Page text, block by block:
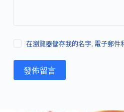
在瀏覽器儲存我的名字, 電子郵件
發佈留言